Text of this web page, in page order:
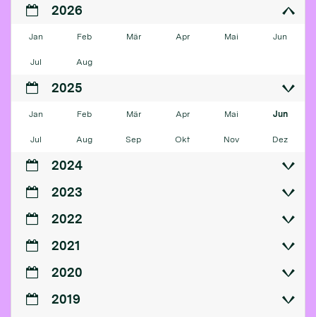
2026
Jan Feb Mär Apr Mai Jun
Jul Aug
2025
Jan Feb Mär Apr Mai Jun
Jul Aug Sep Okt Nov Dez
2024
2023
2022
2021
2020
2019